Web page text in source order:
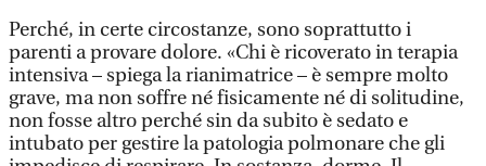
Perché, in certe circostanze, sono soprattutto i
parenti a provare dolore. «Chi è ricoverato in terapia
intensiva – spiega la rianimatrice – è sempre molto
grave, ma non soffre né fisicamente né di solitudine,
non fosse altro perché sin da subito è sedato e
intubato per gestire la patologia polmonare che gli